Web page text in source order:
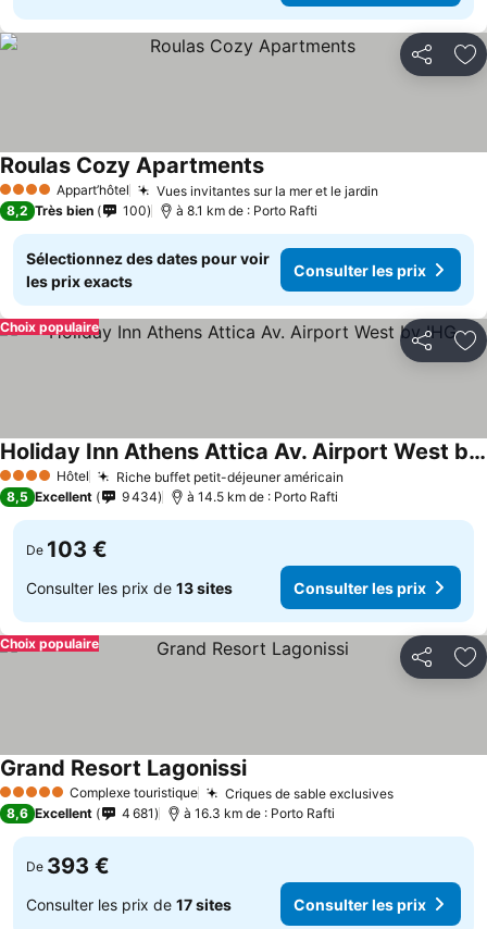
Partager
4 Étoiles Appart’hôtel Vues invitantes sur la mer et le jardin
Roulas Cozy Apartments
8,2 Très bien 100 à 8.1 km de : Porto Rafti
Sélectionnez des dates pour voir
les prix exacts
Consulter les prix
Partager
Choix populaire
4 Étoiles Hôtel Riche buffet petit-déjeuner américain
Holiday Inn Athens Attica Av. Airport West by IHG
8,5 Excellent 9 434 à 14.5 km de : Porto Rafti
De 103 €
Consulter les prix de 13 sites Consulter les prix
Partager
Choix populaire
5 Étoiles Complexe touristique Criques de sable exclusives
Grand Resort Lagonissi
8,6 Excellent 4 681 à 16.3 km de : Porto Rafti
De 393 €
Consulter les prix de 17 sites Consulter les prix